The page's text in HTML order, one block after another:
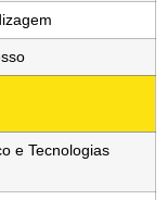
e Tecnologias